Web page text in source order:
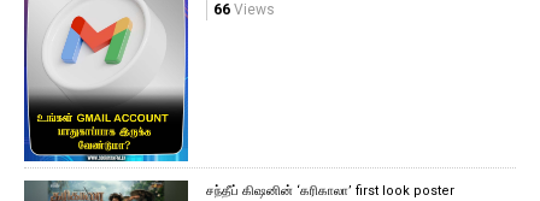
66Views
சந்தீப் கிஷனின் ‘கரிகாலா’ first look poster